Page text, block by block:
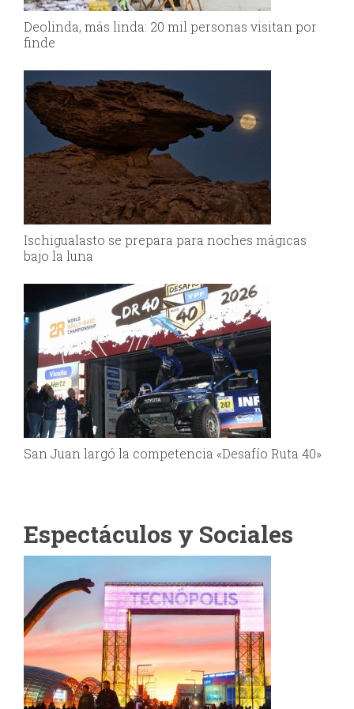
Deolinda, más linda: 20 mil personas visitan por
finde
Ischigualasto se prepara para noches mágicas
bajo la luna
San Juan largó la competencia «Desafío Ruta 40»
Espectáculos y Sociales